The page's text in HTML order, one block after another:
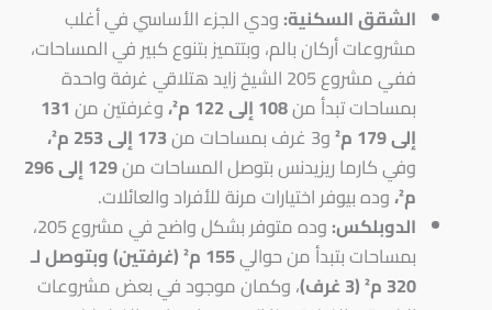
الشقق السكنية: ودي الجزء الأساسي في أغلب
مشروعات أركان بالم، وبتتميز بتنوع كبير في المساحات،
ففي مشروع 205 الشيخ زايد هتلاقي غرفة واحدة
بمساحات تبدأ من108 إلى 122 م²، وغرفتين من 131
إلى 179 م²
و3 غرف بمساحات من
173 إلى 253 م²،
وفي كارما ريزيدنس بتوصل المساحات من
129 إلى 296
م²، وده بيوفر اختيارات مرنة للأفراد والعائلات.
الدوبلكس:
وده متوفر بشكل واضح في مشروع 205،
بمساحات بتبدأ من حوالي
155 م² (غرفتين) وبتوصل لـ
320 م² (3 غرف)
، وكمان موجود في بعض مشروعات